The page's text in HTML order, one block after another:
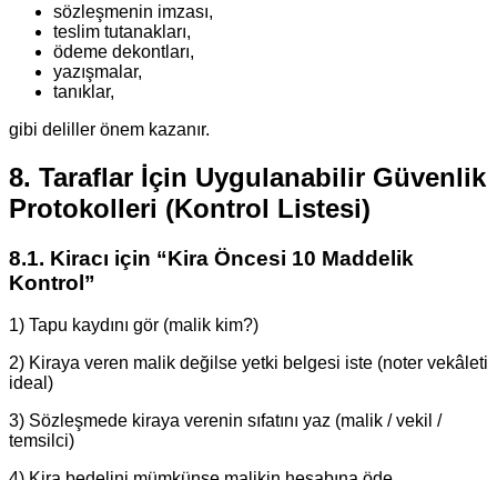
sözleşmenin imzası,
teslim tutanakları,
ödeme dekontları,
yazışmalar,
tanıklar,
gibi deliller önem kazanır.
8. Taraflar İçin Uygulanabilir Güvenlik
Protokolleri (Kontrol Listesi)
8.1. Kiracı için “Kira Öncesi 10 Maddelik
Kontrol”
1) Tapu kaydını gör (malik kim?)
2) Kiraya veren malik değilse yetki belgesi iste (noter vekâleti
ideal)
3) Sözleşmede kiraya verenin sıfatını yaz (malik / vekil /
temsilci)